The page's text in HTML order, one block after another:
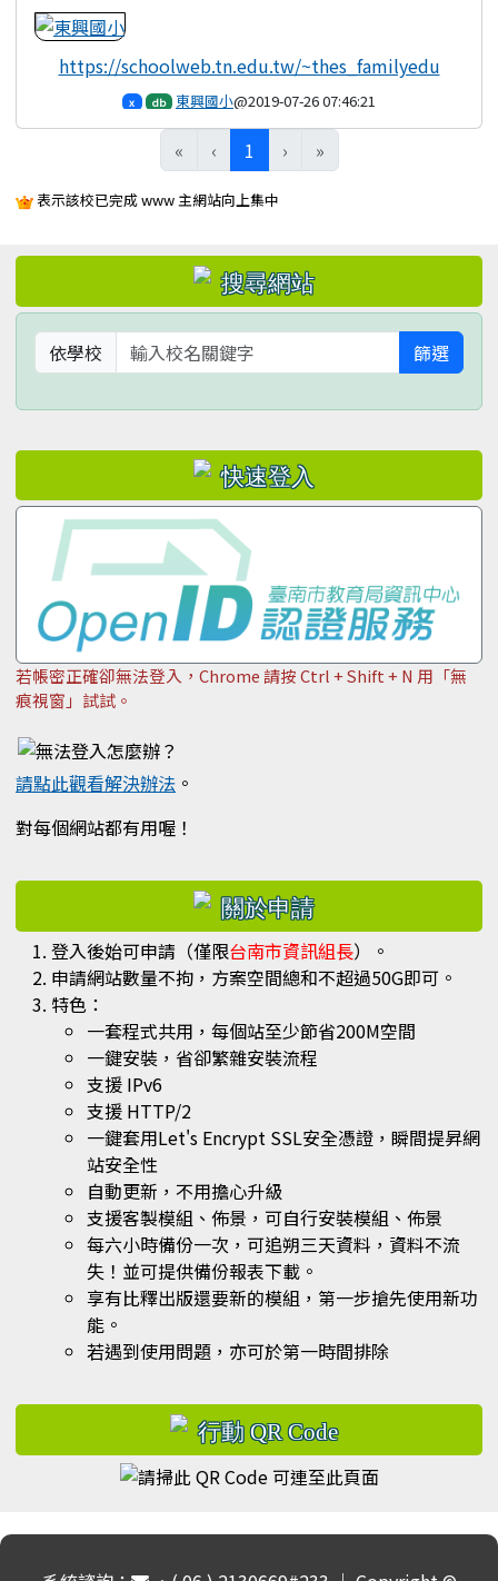
https://schoolweb.tn.edu.tw/~thes_familyedu
x db 東興國小@2019-07-26 07:46:21
« ‹ 1 (目前頁次)
› »
表示該校已完成 www 主網站向上集中
左邊區域內容
依學校 篩選
若帳密正確卻無法登入，Chrome 請按 Ctrl + Shift + N 用「無
痕視窗」試試。
請點此觀看解決辦法 。
對每個網站都有用喔！
右邊區域內容
登入後始可申請（僅限台南市資訊組長）。
申請網站數量不拘，方案空間總和不超過50G即可。
特色：
一套程式共用，每個站至少節省200M空間
一鍵安裝，省卻繁雜安裝流程
支援 IPv6
支援 HTTP/2
一鍵套用Let's Encrypt SSL安全憑證，瞬間提昇網
站安全性
自動更新，不用擔心升級
支援客製模組、佈景，可自行安裝模組、佈景
每六小時備份一次，可追朔三天資料，資料不流
失！並可提供備份報表下載。
享有比釋出版還要新的模組，第一步搶先使用新功
能。
若遇到使用問題，亦可於第一時間排除